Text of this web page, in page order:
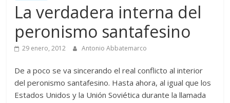
La verdadera interna del
peronismo santafesino
29 enero, 2012 Antonio Abbatemarco
De a poco se va sincerando el real conflicto al interior
del peronismo santafesino. Hasta ahora, al igual que los
Estados Unidos y la Unión Soviética durante la llamada